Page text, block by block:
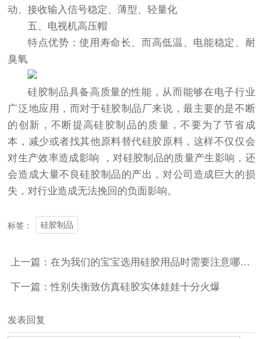
动、接收输入信号稳定、薄型、轻量化
五、电视机高压帽
特点优势：使用寿命长、而高低温、电能稳定、耐
臭氧
硅胶制品具备高质量的性能，从而能够在电子行业
广泛地应用，而对于硅胶制品厂来说，最主要的是不断
的创新，不断提高硅胶制品的质量，不要为了节省成
本，减少或者找其他原料替代硅胶原料，这样不仅仅会
对生产效率造成影响 ，对硅胶制品的质量产生影响，还
会造成大量不良硅胶制品的产出，对公司造成巨大的损
失，对行业造成无法挽回的负面影响。
标签： 硅胶制品
上一篇：在为我们的宝宝选用硅胶用品时需要注意哪些？
下一篇：性别失衡致仿真硅胶实体娃娃十分火爆
发表回复